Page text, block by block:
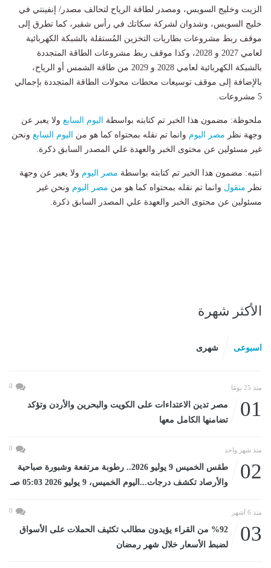
الزيت وخليج السويس، ومصدر لطاقة الرياح لتحالف مصدر/ إنفينتي في
خليج السويس، وشدوان لشركة سكاتك في رأس شقير، كما تطرق إلى
موقف ربط مشروعات بطاريات التخزين المُستقلة بالشبكة الكهربائية
لعامي 2027 و 2028، وكذا موقف ربط مشروعات الطاقة المتجددة
بالشبكة الكهربائية لعامي 2028 و 2029 من طاقة الشمس أو الرياح،
بالإضافة إلى موقف توسيعات محطات محولات الطاقة المتجددة بإجمالي
5 مشروعات.
ملحوظة: مضمون هذا الخبر تم كتابته بواسطة اليوم السابع ولا يعبر عن
وجهة نظر مصر اليوم وانما تم نقله بمحتواه كما هو من اليوم السابع ونحن
غير مسئولين عن محتوى الخبر والعهدة علي المصدر السابق ذكرة.
انتبه: مضمون هذا الخبر تم كتابته بواسطة مصر اليوم ولا يعبر عن وجهة
نظر منقول وانما تم نقله بمحتواه كما هو من مصر اليوم ونحن غير
مسئولين عن محتوى الخبر والعهدة علي المصدر السابق ذكرة.
الأكثر شهرة
اسبوعى شهرى
منذ 25 يومًا 0
01
مصر تدين الاعتداءات على الكويت والبحرين والأردن وتؤكد
تضامنها الكامل معها
منذ شهر واحد 0
02
طقس الخميس 9 يوليو 2026.. رطوبة مرتفعة وشبورة صباحية
والأرصاد تكشف درجات...اليوم الخميس، 9 يوليو 2026 05:03 صـ
منذ 6 أشهر 0
03
%92 من القراء يؤيدون مطالب تكثيف الحملات على الأسواق
لضبط الأسعار خلال شهر رمضان